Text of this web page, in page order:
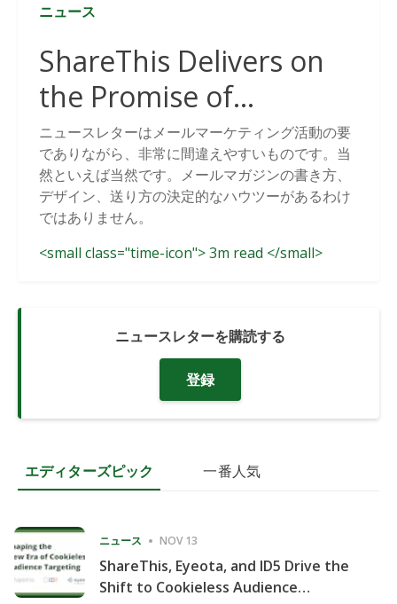
ニュース
ShareThis Delivers on
the Promise of
Cookieless Data
Solutions
ニュースレターはメールマーケティング活動の要
でありながら、非常に間違えやすいものです。当
然といえば当然です。メールマガジンの書き方、
デザイン、送り方の決定的なハウツーがあるわけ
ではありません。
<small class="time-icon"> 3m read </small>
ニュースレターを購読する
登録
エディターズピック 一番人気
ニュース NOV 13
ShareThis, Eyeota, and ID5 Drive the
Shift to Cookieless Audience